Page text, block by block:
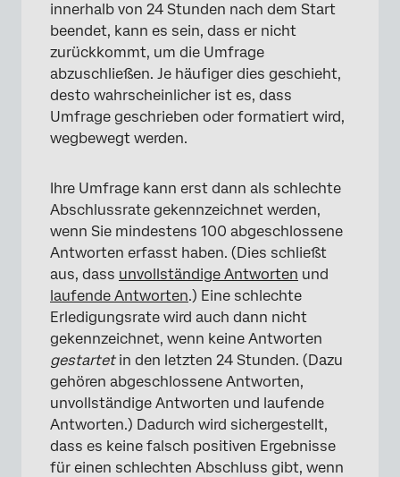
innerhalb von 24 Stunden nach dem Start
beendet, kann es sein, dass er nicht
zurückkommt, um die Umfrage
abzuschließen. Je häufiger dies geschieht,
desto wahrscheinlicher ist es, dass
Umfrage geschrieben oder formatiert wird,
wegbewegt werden.
Ihre Umfrage kann erst dann als schlechte
Abschlussrate gekennzeichnet werden,
wenn Sie mindestens 100 abgeschlossene
Antworten erfasst haben. (Dies schließt
aus, dass unvollständige Antworten und
laufende Antworten.) Eine schlechte
Erledigungsrate wird auch dann nicht
gekennzeichnet, wenn keine Antworten
gestartetin den letzten 24 Stunden. (Dazu
gehören abgeschlossene Antworten,
unvollständige Antworten und laufende
Antworten.) Dadurch wird sichergestellt,
dass es keine falsch positiven Ergebnisse
für einen schlechten Abschluss gibt, wenn